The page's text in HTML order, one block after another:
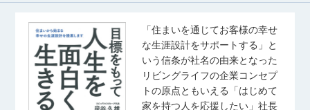
「住まいを通じてお客様の幸せ
な生涯設計をサポートする」と
いう信条が社名の由来となった
リビングライフの企業コンセプ
トの原点ともいえる「はじめて
家を持つ人を応援したい」社長